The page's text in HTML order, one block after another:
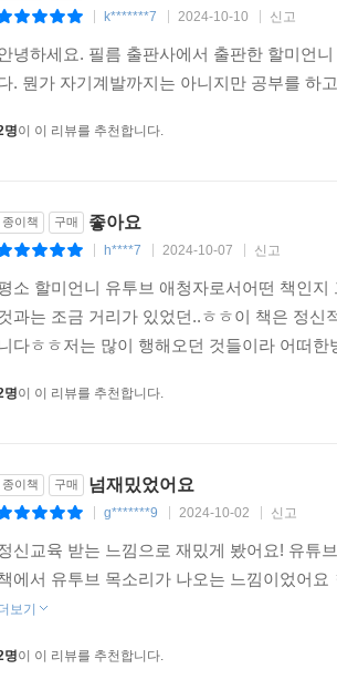
k*******7 2024-10-10 신고
녕하세요. 필름 출판사에서 출판한 할미언
. 뭔가 자기계발까지는 아니지만 공부를 하
명이 이 리뷰를 추천합니다.
종이책 구매 좋아요
h****7 2024-10-07 신고
소 할미언니 유투브 애청자로서어떤 책인
과는 조금 거리가 있었던..ㅎㅎ이 책은 정
다ㅎㅎ저는 많이 행해오던 것들이라 어떠
명이 이 리뷰를 추천합니다.
종이책 구매 넘재밌었어요
g*******9 2024-10-02 신고
신교육 받는 느낌으로 재밌게 봤어요! 유튜
에서 유투브 목소리가 나오는 느낌이었어
보기
명이 이 리뷰를 추천합니다.